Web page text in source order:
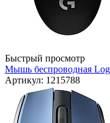
Быстрый просмотр
Мышь беспроводная
Артикул: 1215788